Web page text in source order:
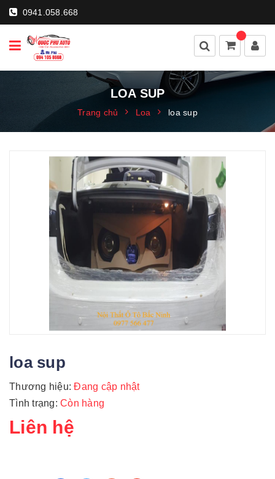
0941.058.668
LOA SUP
Trang chủ Loa loa sup
loa sup
Thương hiệu: Đang cập nhật
Tình trạng: Còn hàng
Liên hệ